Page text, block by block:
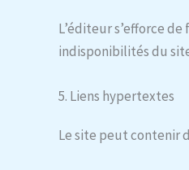
L’éditeur s’efforce
indisponibilités du
5. Liens hypertextes
Le site peut contenir